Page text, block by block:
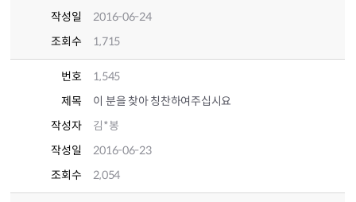
작성일
2016-06-24
조회수
1,715
번호
1,545
제목
이 분을 찾아 칭찬하여주십시요
작성자
김*봉
작성일
2016-06-23
조회수
2,054